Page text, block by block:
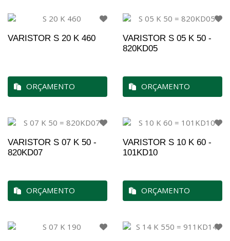
VARISTOR S 20 K 460
ORÇAMENTO
VARISTOR S 05 K 50 -
820KD05
ORÇAMENTO
VARISTOR S 07 K 50 -
820KD07
ORÇAMENTO
VARISTOR S 10 K 60 -
101KD10
ORÇAMENTO